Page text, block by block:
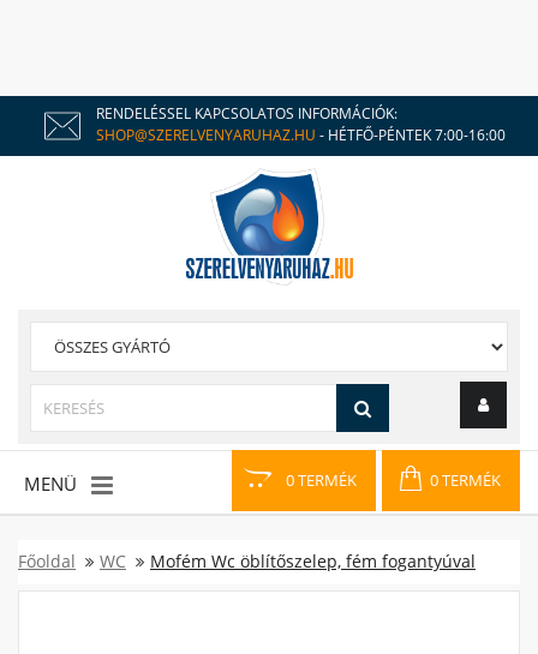
RENDELÉSSEL KAPCSOLATOS INFORMÁCIÓK:
SHOP@SZERELVENYARUHAZ.HU - HÉTFŐ-PÉNTEK 7:00-16:00
0 TERMÉK 0 TERMÉK
MENÜ
Főoldal WC Mofém Wc öblítőszelep, fém fogantyúval